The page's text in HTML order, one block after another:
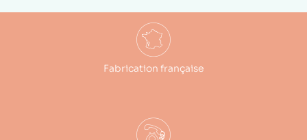
Fabrication française